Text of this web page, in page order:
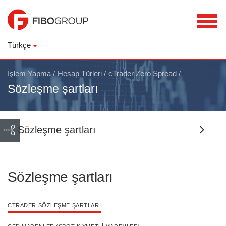
Türkçe
İşlem Yapma / Hesap Türleri / cTrader Zero Spread /
Sözleşme şartları
Sözleşme şartları
Sözleşme şartları
CTRADER SÖZLEŞME ŞARTLARI